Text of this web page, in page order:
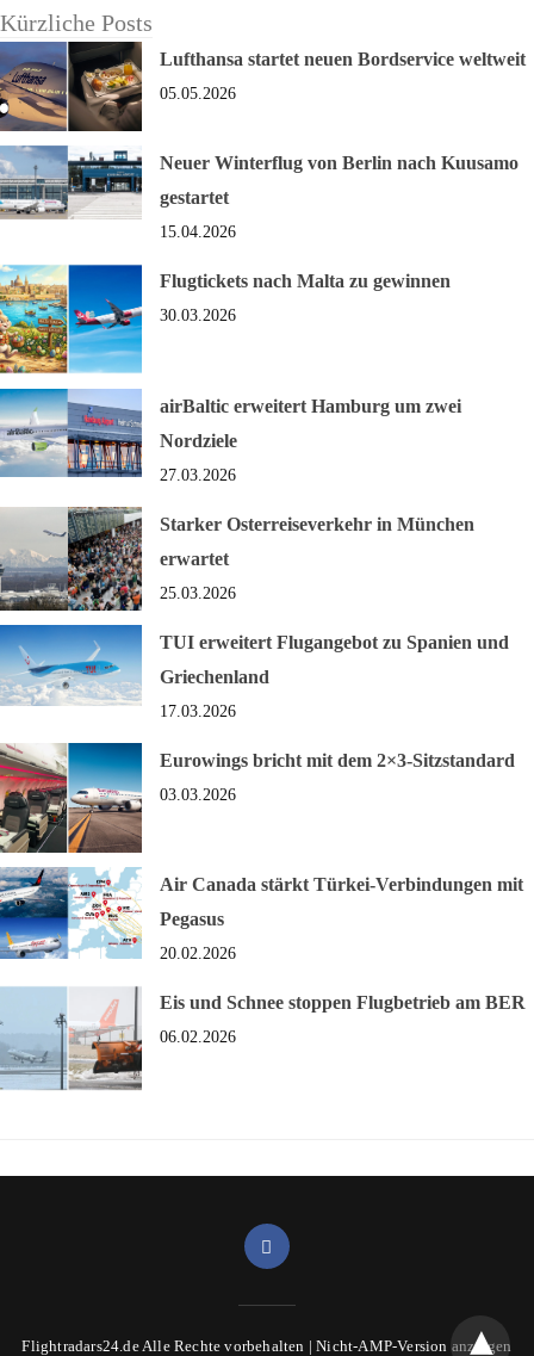
Kürzliche Posts
Lufthansa startet neuen Bordservice weltweit
05.05.2026
Neuer Winterflug von Berlin nach Kuusamo
gestartet
15.04.2026
Flugtickets nach Malta zu gewinnen
30.03.2026
airBaltic erweitert Hamburg um zwei
Nordziele
27.03.2026
Starker Osterreiseverkehr in München
erwartet
25.03.2026
TUI erweitert Flugangebot zu Spanien und
Griechenland
17.03.2026
Eurowings bricht mit dem 2×3-Sitzstandard
03.03.2026
Air Canada stärkt Türkei-Verbindungen mit
Pegasus
20.02.2026
Eis und Schnee stoppen Flugbetrieb am BER
06.02.2026
Flightradars24.de Alle Rechte vorbehalten |Nicht-AMP-Version anzeigen